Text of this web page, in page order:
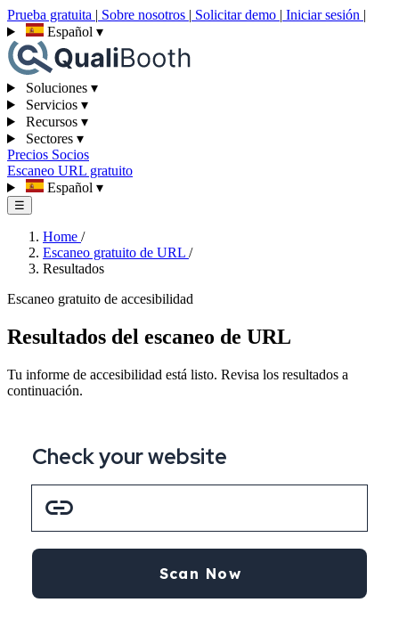
Prueba gratuita | Sobre nosotros | Solicitar demo | Iniciar sesión |
Español ▾
Soluciones ▾
Servicios ▾
Recursos ▾
Sectores ▾
Precios Socios
Escaneo URL gratuito
Español ▾
☰
Home /
Escaneo gratuito de URL /
Resultados
Escaneo gratuito de accesibilidad
Resultados del escaneo de URL
Tu informe de accesibilidad está listo. Revisa los resultados a
continuación.